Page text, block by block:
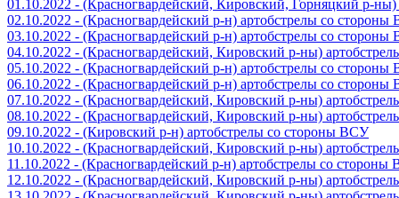
01.10.2022 - (Красногвардейский, Кировский, Горняцкий р-
02.10.2022 - (Красногвардейский р-н) артобстрелы со
03.10.2022 - (Красногвардейский р-н) артобстрелы со
04.10.2022 - (Красногвардейский, Кировский р-ны)
05.10.2022 - (Красногвардейский р-н) артобстрелы со
06.10.2022 - (Красногвардейский р-н) артобстрелы со
07.10.2022 - (Красногвардейский, Кировский р-ны)
08.10.2022 - (Красногвардейский, Кировский р-ны)
09.10.2022 - (Кировский р-н) артобстрелы со стороны ВСУ
10.10.2022 - (Красногвардейский, Кировский р-ны)
11.10.2022 - (Красногвардейский р-н) артобстрелы со стороны
12.10.2022 - (Красногвардейский, Кировский р-ны)